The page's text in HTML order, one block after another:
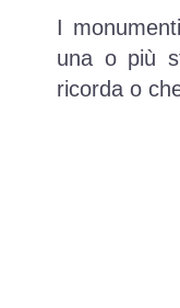
I
una o più
ricorda o